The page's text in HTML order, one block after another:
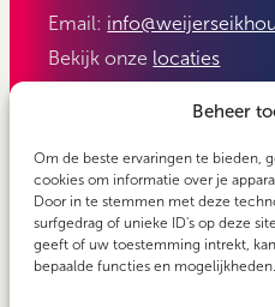
Beheer
Om de beste ervaringen te bieden,
cookies om informatie over je
Door in te stemmen met deze
surfgedrag of unieke ID's op deze
geeft of uw toestemming intrekt,
bepaalde functies en mogelijkheden.
Email:
Bekijk onze locaties